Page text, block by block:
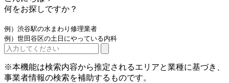
何をお探しですか？
例）渋谷駅の水まわり修理業者
例）世田谷区の土日にやっている内科
※本機能は検索内容から推定されるエリアと業種に基づき、
事業者情報の検索を補助するものです。